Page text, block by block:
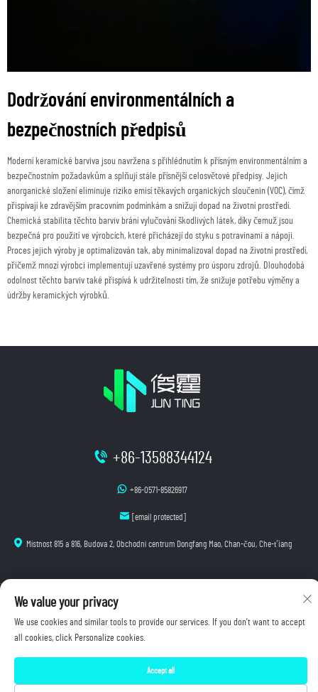
Dodržování environmentálních a
bezpečnostních předpisů
Moderní keramické barviva jsou navržena s přihlédnutím k přísným environmentálním a
bezpečnostním požadavkům a splňují stále přísnější celosvětové předpisy. Jejich
anorganické složení eliminuje riziko emisí těkavých organických sloučenin (VOC), čímž
přispívají ke zdravějším pracovním podmínkám a snižují dopad na životní prostředí.
Chemická stabilita těchto barviv brání vylučování škodlivých látek, díky čemuž jsou
bezpečná pro použití ve výrobcích, které přicházejí do styku s potravinami a nápoji.
Proces jejich výroby je optimalizován tak, aby minimalizoval dopad na životní prostředí,
přičemž mnozí výrobci implementují uzavřené systémy pro úsporu zdrojů. Dlouhodobá
odolnost těchto barviv také přispívá k udržitelnosti tím, že snižuje potřebu výměny a
údržby keramických výrobků.
+86-13588344124
+86-0571-85826917
[email protected]
Místnost 815 a 816, Budova 2, Obchodní centrum Dongfang Mao, Chan-čou, Che-ťiang
Autorská práva © 2025 Hangzhou Junting Luminescence Technology Co., Ltd. Všechna práva
Zásady ochrany osobních údajů
We value your privacy
We use cookies and similar tools to provide our services. If you don't want to accept
all cookies, click Personalize cookies.
Accept all